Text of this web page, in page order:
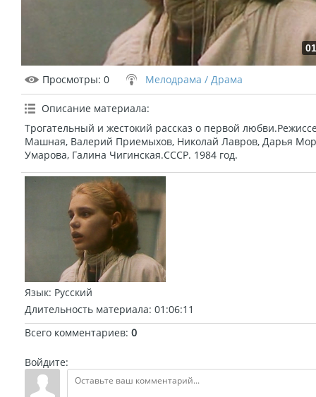
Просмотры: 0 Мелодрама / Драма
Описание материала:
Трогательный и жестокий рассказ о первой
Машная, Валерий Приемыхов, Николай Лавров, Дарья
Умарова, Галина Чигинская.СССР. 1984 год.
Язык: Русский
Длительность материала: 01:06:11
Всего комментариев: 0
Войдите: